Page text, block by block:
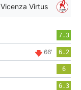
Vicenza Virtus
7.3
66' 6.2
6
6.3